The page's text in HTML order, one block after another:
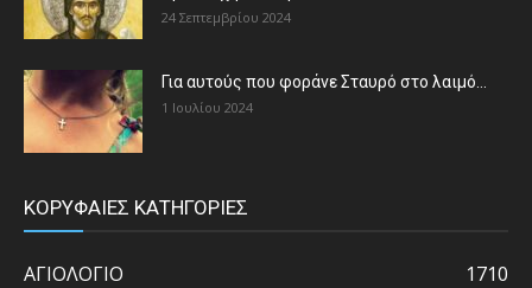
24 Σεπτεμβρίου 2024
Για αυτούς που φοράνε Σταυρό στο λαιμό…
1 Ιουλίου 2024
ΚΟΡΥΦΑΙΕΣ ΚΑΤΗΓΟΡΙΕΣ
ΑΓΙΟΛΟΓΙΟ
1710